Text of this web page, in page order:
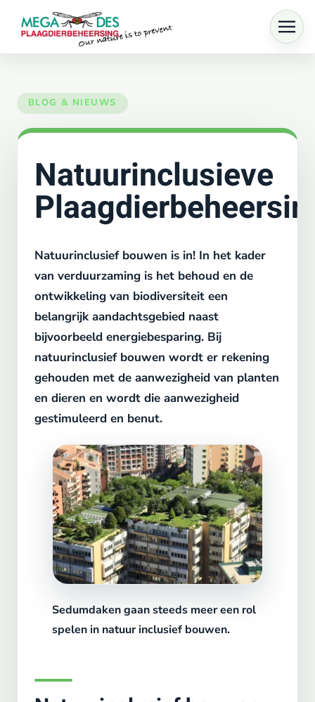
Skip to main content
Natuurinclusieve
Natuurinclusief bouwen is in! In het kader
van verduurzaming is het behoud en de
ontwikkeling van biodiversiteit een
belangrijk aandachtsgebied naast
bijvoorbeeld energiebesparing. Bij
natuurinclusief bouwen wordt er rekening
gehouden met de aanwezigheid van planten
en dieren en wordt die aanwezigheid
gestimuleerd en benut.
Sedumdaken gaan steeds meer een rol
spelen in natuur inclusief bouwen.